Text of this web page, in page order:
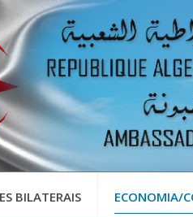
BILATERAIS ECONOMIA/